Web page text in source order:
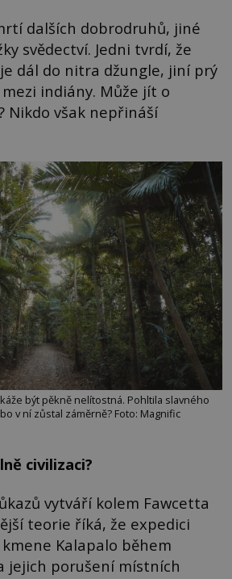
dalších dobrodruhů, jiné
svědectví. Jedni tvrdí, že
dál do nitra džungle, jiní prý
indiány. Může jít o
Nikdo však nepřináší
být pěkně nelítostná. Pohltila slavného
v ní zůstal záměrně? Foto: Magnific
civilizaci?
vytváří kolem Fawcetta
teorie říká, že expedici
Kalapalo během
jejich porušení místních